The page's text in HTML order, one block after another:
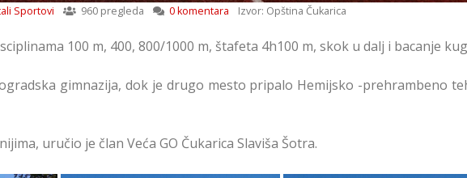
Sportovi 960 pregleda 0 komentara Izvor: Opština Čukarica
100 m, 400, 800/1000 m, štafeta 4h100 m, skok u dalj i bacanje
gimnazija, dok je drugo mesto pripalo Hemijsko -prehrambeno
uručio je član Veća GO Čukarica Slaviša Šotra.